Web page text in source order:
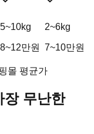
5~10kg 2~6kg
8~12만원 7~10만원
몰 평균가
무난한